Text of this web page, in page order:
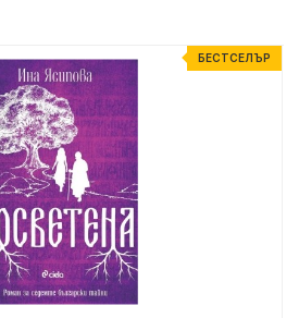
БЕСТСЕЛЪР